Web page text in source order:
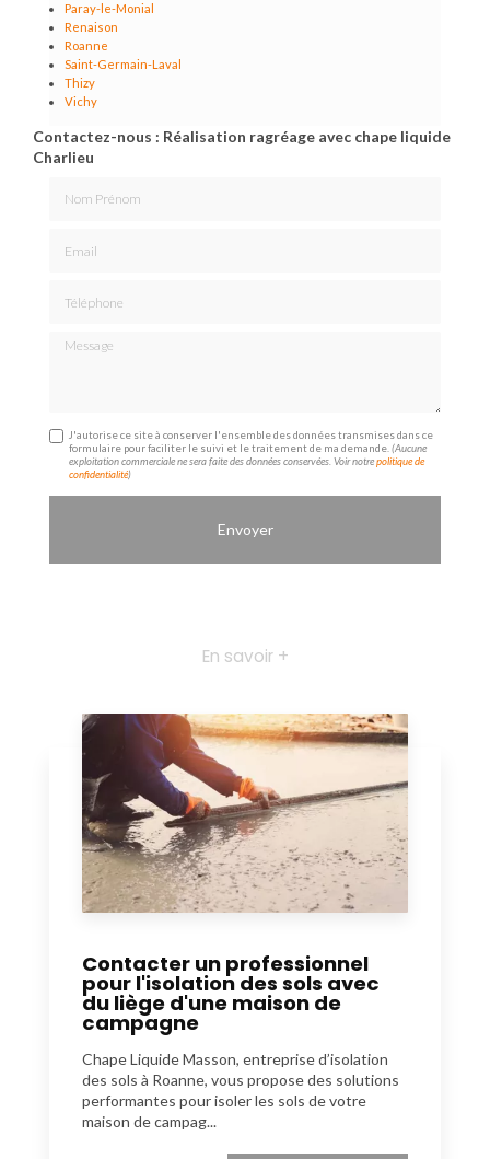
Paray-le-Monial
Renaison
Roanne
Saint-Germain-Laval
Thizy
Vichy
Contactez-nous : Réalisation ragréage avec chape liquide
Charlieu
Message
J'autorise ce site à conserver l'ensemble des données transmises dans ce
formulaire pour faciliter le suivi et le traitement de ma demande.(Aucune
exploitation commerciale ne sera faite des données conservées. Voir notrepolitique de
confidentialité)
En savoir +
Contacter un professionnel
pour l'isolation des sols avec
du liège d'une maison de
campagne
Chape Liquide Masson, entreprise d’isolation
des sols à Roanne, vous propose des solutions
performantes pour isoler les sols de votre
maison de campag...